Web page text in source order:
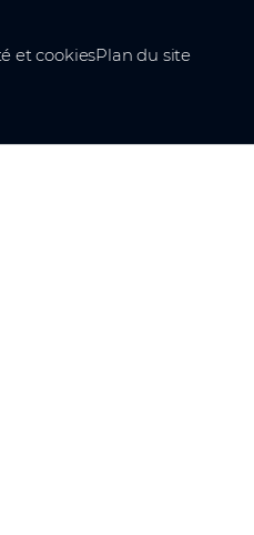
et cookiesPlan du site